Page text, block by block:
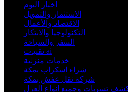
اخبار اليوم
الاستثمار والتمويل
الاقتصاد والأعمال
التكنولوجيا والابتكار
السفر والسياحة
تقنيات ai
خدمات منزلية
شراء اسكراب بمكة
شركة نقل عفش بمكة
تسربات وجميع انواع العزل